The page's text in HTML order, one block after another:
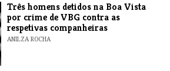
Três homens detidos na Boa Vista
por crime de VBG contra as
respetivas companheiras
ANILZA ROCHA